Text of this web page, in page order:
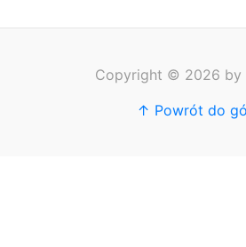
Copyright © 2026 by
↑ Powrót do